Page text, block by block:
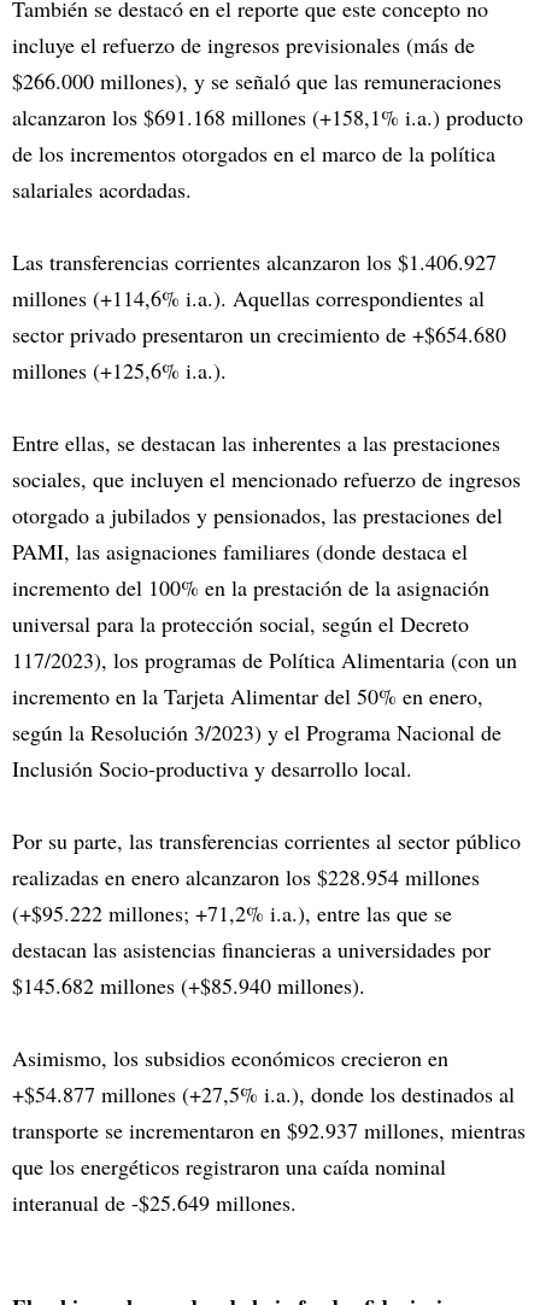
También se destacó en el reporte que este concepto no
incluye el refuerzo de ingresos previsionales (más de
$266.000 millones), y se señaló que las remuneraciones
alcanzaron los $691.168 millones (+158,1% i.a.) producto
de los incrementos otorgados en el marco de la política
salariales acordadas.
Las transferencias corrientes alcanzaron los $1.406.927
millones (+114,6% i.a.). Aquellas correspondientes al
sector privado presentaron un crecimiento de +$654.680
millones (+125,6% i.a.).
Entre ellas, se destacan las inherentes a las prestaciones
sociales, que incluyen el mencionado refuerzo de ingresos
otorgado a jubilados y pensionados, las prestaciones del
PAMI, las asignaciones familiares (donde destaca el
incremento del 100% en la prestación de la asignación
universal para la protección social, según el Decreto
117/2023), los programas de Política Alimentaria (con un
incremento en la Tarjeta Alimentar del 50% en enero,
según la Resolución 3/2023) y el Programa Nacional de
Inclusión Socio-productiva y desarrollo local.
Por su parte, las transferencias corrientes al sector público
realizadas en enero alcanzaron los $228.954 millones
(+$95.222 millones; +71,2% i.a.), entre las que se
destacan las asistencias financieras a universidades por
$145.682 millones (+$85.940 millones).
Asimismo, los subsidios económicos crecieron en
+$54.877 millones (+27,5% i.a.), donde los destinados al
transporte se incrementaron en $92.937 millones, mientras
que los energéticos registraron una caída nominal
interanual de -$25.649 millones.